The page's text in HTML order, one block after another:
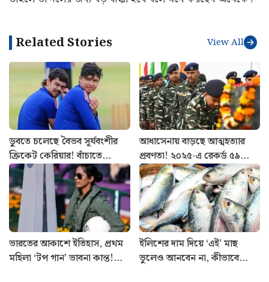
Related Stories View All
ডুবতে চলেছে বৈভব সূর্যবংশীর
ক্রিকেট কেরিয়ার! বাঁচাতে
পারবেন কি ঈশান কিষাণ?
আধাসেনায় বাড়ছে আত্মহত্যার
প্রবণতা! ২০২৫-এ রেকর্ড ৫৯
CRPF জওয়ানের মৃত্যু, প্রকাশ্যে
রিপোর্ট
ভারতের আকাশে ইতিহাস, প্রথম
মহিলা ‘টপ গান’ ভাবনা কান্ত!
ইলিশের দাম দিয়ে ‘এই’ মাছ
ভুলেও আনবেন না, কীভাবে